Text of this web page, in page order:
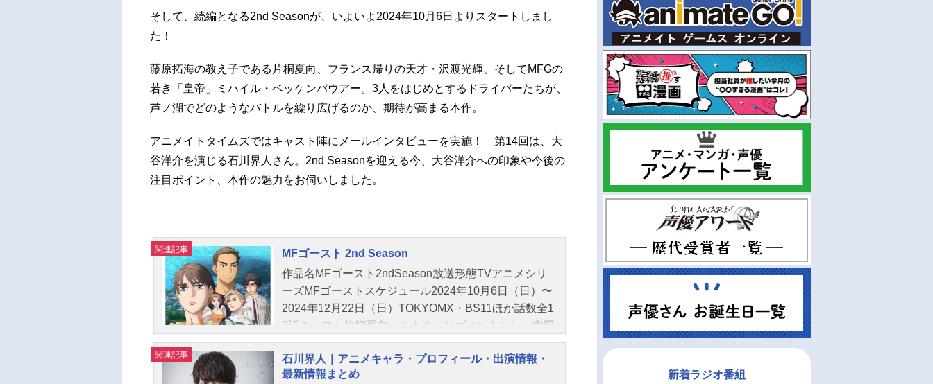
そして、続編となる2nd Seasonが、いよいよ2024年10月6日よりスタートしまし
た！
藤原拓海の教え子である片桐夏向、フランス帰りの天才・沢渡光輝、そしてMFGの
若き「皇帝」ミハイル・ベッケンバウアー。3人をはじめとするドライバーたちが、
芦ノ湖でどのようなバトルを繰り広げるのか、期待が高まる本作。
アニメイトタイムズではキャスト陣にメールインタビューを実施！ 第14回は、大
谷洋介を演じる石川界人さん。2nd Seasonを迎える今、大谷洋介への印象や今後の
注目ポイント、本作の魅力をお伺いしました。
関連記事
MFゴースト 2nd Season
作品名MFゴースト2ndSeason放送形態TVアニメシリ
ーズMFゴーストスケジュール2024年10月6日（日）〜
2024年12月22日（日）TOKYOMX・BS11ほか話数全1
2話キャスト片桐夏向（カナタ・リヴィントン）：内田
雄馬西園寺恋：佐倉綾音相葉瞬：小野大輔ミハイル・
ベッケンバウアー：神谷浩史大石代吾：浪川大輔赤羽
海人：諏訪部順一石神風神：安元洋貴沢渡光輝：逢坂
関連記事
石川界人｜アニメキャラ・プロフィール・出演情報・
最新情報まとめ
新着ラジオ番組